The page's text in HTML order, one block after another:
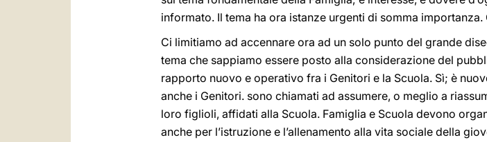
informato. Il tema ha ora istanze urgenti di somma
Ci limitiamo ad accennare ora ad un solo punto del grande
tema che sappiamo essere posto alla considerazione del
rapporto nuovo e operativo fra i Genitori e la Scuola. Sì; è
anche i Genitori. sono chiamati ad assumere, o meglio a
loro figlioli, affidati alla Scuola. Famiglia e Scuola devono
anche per l’istruzione e l’allenamento alla vita sociale della